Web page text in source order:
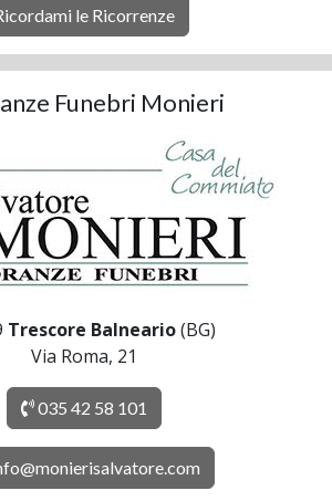
le Ricorrenze
Funebri Monieri
Trescore Balneario(BG)
Via Roma, 21
035 42 58 101